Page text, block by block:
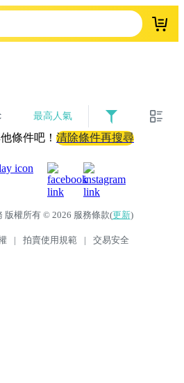
登入
最高人氣
條件吧！ 清除條件再搜尋
版權所有 © 2026 服務條款(更新)
| 拍賣使用規範 | 交易安全